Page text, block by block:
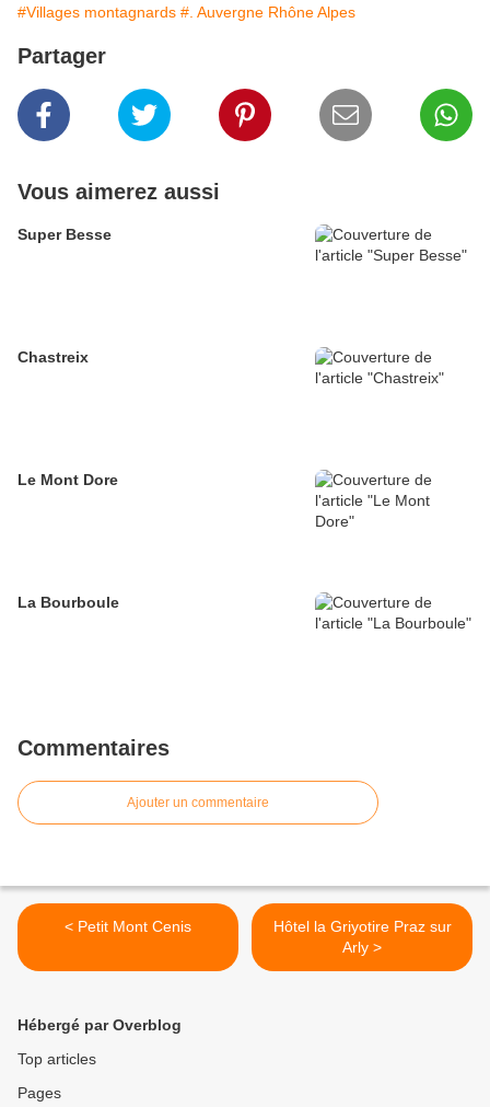
#Villages montagnards #. Auvergne Rhône Alpes
Partager
Vous aimerez aussi
Super Besse
Chastreix
Le Mont Dore
La Bourboule
Commentaires
Ajouter un commentaire
< Petit Mont Cenis
Hôtel la Griyotire Praz sur
Arly >
Hébergé par Overblog
Top articles
Pages